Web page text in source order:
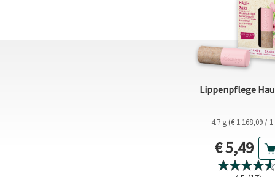
Lippenpflege
4.7 g (€ 1.168,09 /
Aktueller
€ 5,49